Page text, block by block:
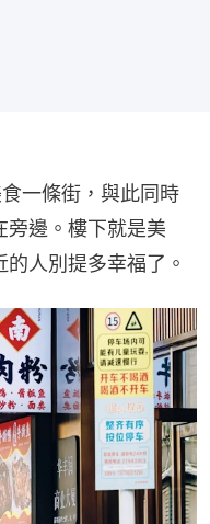
一條街，與此同時
旁邊。樓下就是美
人別提多幸福了。